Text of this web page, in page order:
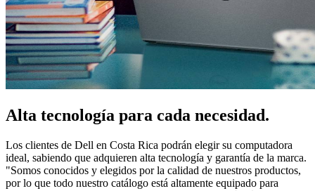
Alta tecnología para cada necesidad.
Los clientes de Dell en Costa Rica podrán elegir su computadora
ideal, sabiendo que adquieren alta tecnología y garantía de la marca.
"Somos conocidos y elegidos por la calidad de nuestros productos,
por lo que todo nuestro catálogo está altamente equipado para